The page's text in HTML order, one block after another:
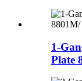
1-
Plate